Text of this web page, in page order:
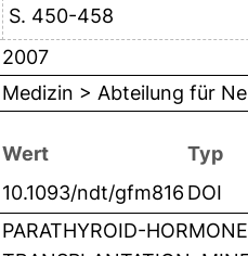
S. 450-458
2007
Medizin > Abteilung für
Wert
Typ
10.1093/ndt/gfm816 DOI
PARATHYROID-